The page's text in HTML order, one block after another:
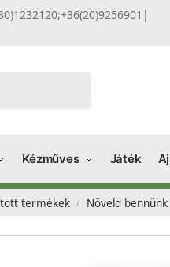
|
Kézműves Játék
termékek / Növeld